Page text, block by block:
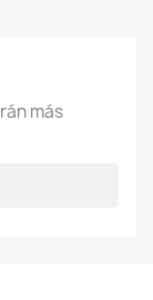
más